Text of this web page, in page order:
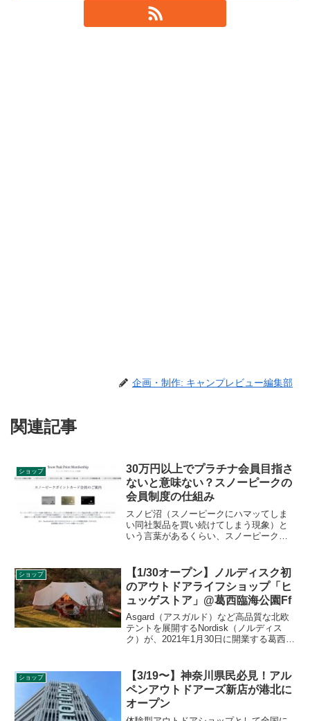
企画・制作: キャンプレビュー編集部
関連記事
ショップ
30万円以上でプラチナ会員目指さ
ないと意味ない？スノーピークの
会員制度の仕組み
スノピ沼（スノーピークにハマッてしま
い同社製品を買い続けてしまう現象）と
いう言葉があるくらい、スノーピーク愛
の一つがスノーピークの独自会員制度で
す。その仕組をご紹介します。
ショップ
【1/30オープン】ノルディスク初
のアウトドアライフショップ「ヒ
ュッゲストア」@葛西臨海公園Ff
Asgard（アスガルド）など高品質な北欧
テントを展開するNordisk（ノルディス
ク）が、2021年1月30日に開業する葛西臨
イフショップHygge Store by
NORDISK（ヒュッゲストアバイノルディ
スク）をオープンします。詳細をレビュ
ーします。
ショップ
【3/19〜】神奈川県民必見！アル
ペンアウトドアーズ新店が港北に
オープン